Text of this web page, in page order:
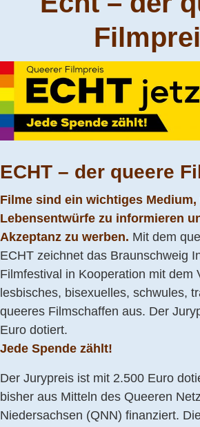
ECHT – der queere
Filme sind ein wichtiges
Lebensentwürfe zu informieren
Akzeptanz zu werben. Mit dem
ECHT zeichnet das Braunschweig
Filmfestival in Kooperation mit dem
lesbisches, bisexuelles, schwules,
queeres Filmschaffen aus. Der
Euro dotiert.
Jede Spende zählt!
Der Jurypreis ist mit 2.500 Euro
bisher aus Mitteln des Queeren
Niedersachsen (QNN) finanziert.